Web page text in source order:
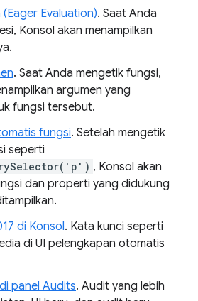
(Eager Evaluation). Saat Anda
Konsol akan menampilkan
. Saat Anda mengetik fungsi,
argumen yang
fungsi tersebut.
fungsi. Setelah mengetik
seperti
, Konsol akan
dan properti yang didukung
di Konsol. Kata kunci seperti
di UI pelengkapan otomatis
panel Audits. Audit yang lebih